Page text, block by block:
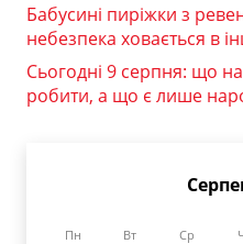
Бабусині пиріжки з
небезпека ховається в
Сьогодні 9 серпня: що
робити, а що є лише
Пн Вт Ср